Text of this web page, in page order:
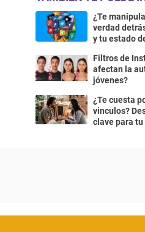
¿Te
verdad
y tu estado
Filtros de
afectan la
jóvenes?
¿Te cuesta
vinculos?
clave para